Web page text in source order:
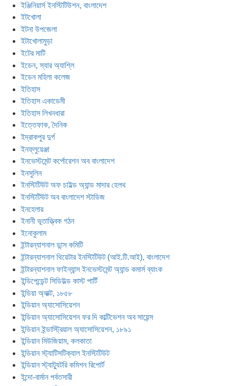
ইঞ্জিনিয়ার্স ইনস্টিটিউশন, বাংলাদেশ
ইটখোলা
ইটনা উপজেলা
ইটাখোলামুড়া
ইটের মাটি
ইডেন, স্যার অ্যাশ্লি
ইডেন মহিলা কলেজ
ইতিহাস
ইতিহাস একাডেমী
ইতিহাস লিখনধারা
ইত্তেফাক, দৈনিক
ইদ্রাকপুর দুর্গ
ইনফ্লুয়েঞ্জা
ইনভেস্টমেন্ট কর্পোরেশন অব বাংলাদেশ
ইনসুলিন
ইনস্টিটিউট অফ চাইল্ড অ্যান্ড মাদার হেলথ
ইনস্টিটিউট অব বাংলাদেশ স্টাডিজ
ইনহেলার
ইনানী ভূতাত্ত্বিক গঠন
ইনোকুলাম
ইন্টারন্যাশনাল ডান্স কমিটি
ইন্টারন্যাশনাল থিয়েটার ইনস্টিটিউট (আই.টি.আই), বাংলাদেশ
ইন্টারন্যাশনাল ফাইন্যান্স ইনভেস্টমেন্ট অ্যান্ড কমার্স ব্যাংক
ইন্ডিপেন্ডেন্ট সিডিউল্ড কাস্ট পার্টি
ইন্ডিয়া অ্যাক্ট, ১৮৫৮
ইন্ডিয়ান অ্যাসোসিয়েশন
ইন্ডিয়ান অ্যাসোসিয়েশন ফর দি কাল্টিভেশন অব সায়েন্স
ইন্ডিয়ান ইন্ডাস্ট্রিয়াল অ্যাসোসিয়েশন, ১৮৯১
ইন্ডিয়ান মিউজিয়াম, কলকাতা
ইন্ডিয়ান স্ট্যাটিসটিক্যাল ইনস্টিটিউট
ইন্ডিয়ান স্ট্যাট্যুটরি কমিশন রিপোর্ট
ইন্দো-বার্মান পর্বতসারী